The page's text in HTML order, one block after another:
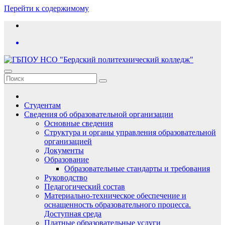
Перейти к содержимому
Студентам
Сведения об образовательной организации
Основные сведения
Структура и органы управления образовательной
организацией
Документы
Образование
Образовательные стандарты и требования
Руководство
Педагогический состав
Материально-техническое обеспечение и
оснащенность образовательного процесса.
Доступная среда
Платные образовательные услуги